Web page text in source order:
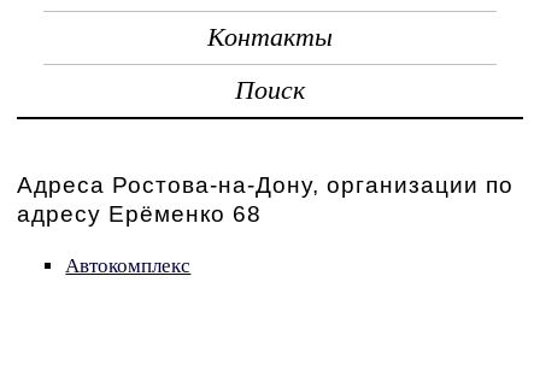
Контакты
Поиск
Адреса Ростова-на-Дону, организации по
адресу Ерёменко 68
Автокомплекс